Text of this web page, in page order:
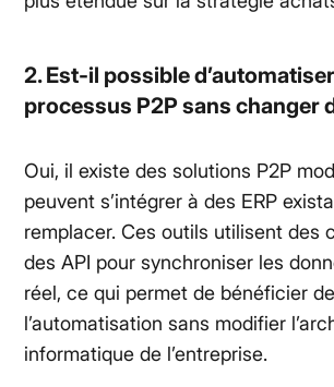
2. Est-il possible
processus P2P sans changer
Oui, il existe des solutions P2P
peuvent s’intégrer à des ERP
remplacer. Ces outils utilisent des
des API pour synchroniser les
réel, ce qui permet de bénéficier de
l’automatisation sans modifier
informatique de l’entreprise.